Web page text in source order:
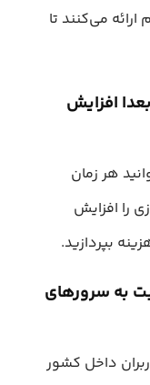
می‌کنند تا
افزایش
هر زمان
را افزایش
بپردازید.
به سرورهای
داخل کشور